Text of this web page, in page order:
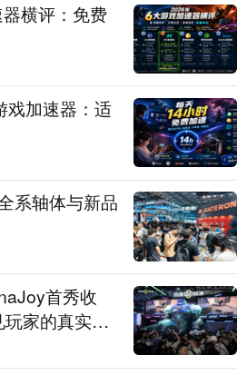
横评：免费
戏加速器：适
系轴体与新品
首秀收
家的真实期